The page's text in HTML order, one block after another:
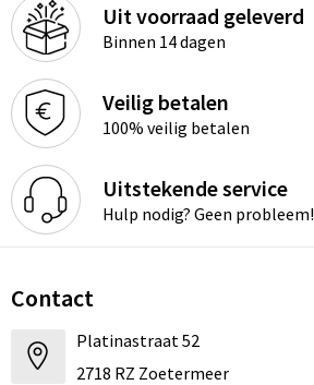
Uit voorraad geleverd
Binnen 14 dagen
Veilig betalen
100% veilig betalen
Uitstekende service
Hulp nodig? Geen probleem!
Contact
Platinastraat 52
2718 RZ Zoetermeer